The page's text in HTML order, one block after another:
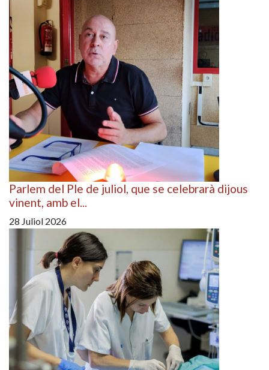
Parlem del Ple de juliol, que se celebrarà dijous
vinent, amb el...
28 Juliol 2026